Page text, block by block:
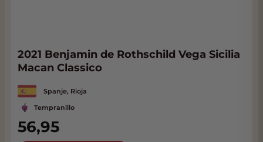
2021 Benjamin de Rothschild Vega Sicilia
Macan Classico
Spanje, Rioja
Tempranillo
56,95